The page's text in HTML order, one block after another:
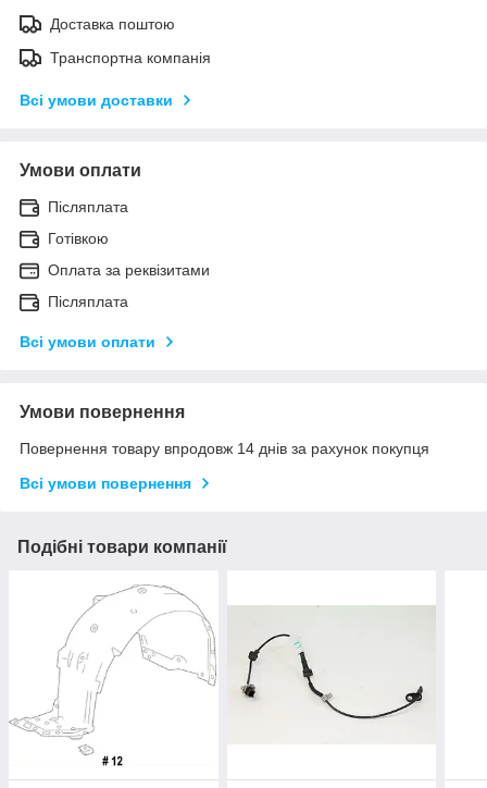
Доставка поштою
Транспортна компанія
Всі умови доставки
Умови оплати
Післяплата
Готівкою
Оплата за реквізитами
Післяплата
Всі умови оплати
Умови повернення
Повернення товару впродовж 14 днів за рахунок покупця
Всі умови повернення
Подібні товари компанії